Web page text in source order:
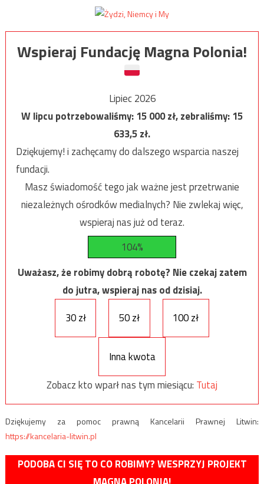
Wspieraj Fundację Magna Polonia!
Lipiec 2026
W lipcu potrzebowaliśmy:15 000zł, zebraliśmy:15
633,5zł.
Dziękujemy! i zachęcamy do dalszego wsparcia naszej
fundacji.
Masz świadomość tego jak ważne jest przetrwanie
niezależnych ośrodków medialnych? Nie zwlekaj więc,
wspieraj nas już od teraz.
104%
Uważasz, że robimy dobrą robotę? Nie czekaj zatem
do jutra, wspieraj nas od dzisiaj.
30 zł
50 zł 100 zł
Inna kwota
Zobacz kto wparł nas tym miesiącu: Tutaj
Dziękujemy za pomoc prawną Kancelarii Prawnej Litwin:
https://kancelaria-litwin.pl
PODOBA CI SIĘ TO CO ROBIMY? WESPRZYJ PROJEKT